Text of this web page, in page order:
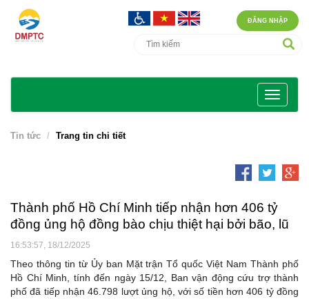
ĐĂNG NHẬP
Tin tức Trang tin chi tiết
Thành phố Hồ Chí Minh tiếp nhận hơn 406 tỷ
đồng ủng hộ đồng bào chịu thiệt hại bởi bão, lũ
16:53:57, 18/12/2025
Theo thông tin từ Ủy ban Mặt trận Tổ quốc Việt Nam Thành phố
Hồ Chí Minh, tính đến ngày 15/12, Ban vận động cứu trợ thành
phố đã tiếp nhận 46.798 lượt ủng hộ, với số tiền hơn 406 tỷ đồng